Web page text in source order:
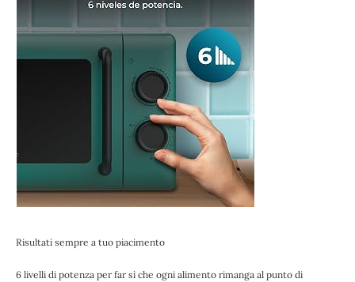
Risultati sempre a tuo piacimento
6 livelli di potenza per far sì che ogni alimento rimanga al punto di